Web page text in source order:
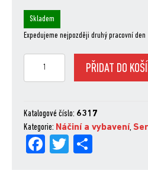
Skladem
Expedujeme nejpozději druhý pracovní den
PŘIDAT DO
Katalogové číslo: 6317
Kategorie: Náčiní a vybavení,
Fa
Tw